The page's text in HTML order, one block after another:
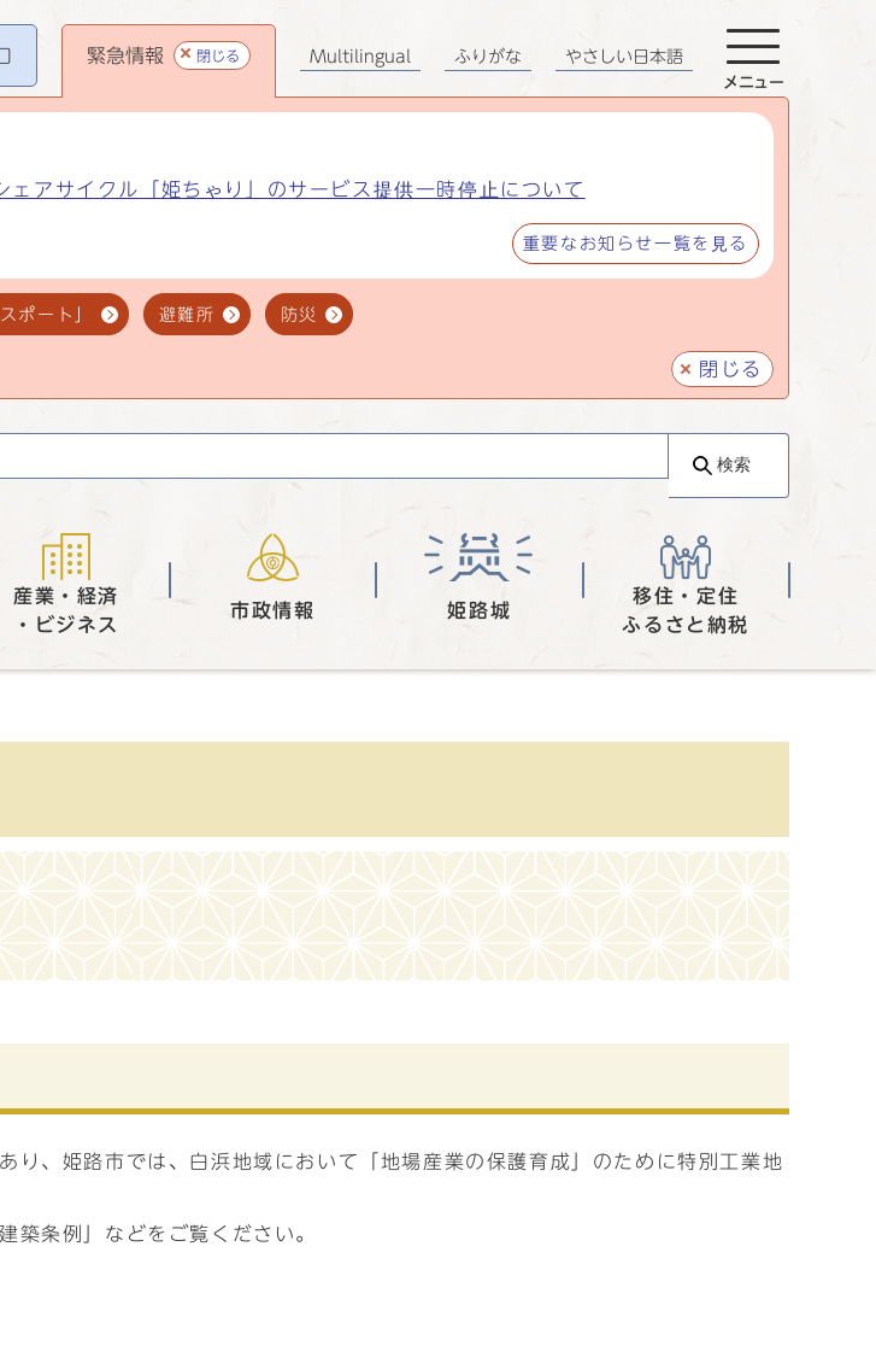
緊急情報 閉じる
ェアサイクル「姫ちゃり」のサービス提供一時停止について
重要なお知らせ一覧を見る
ポート」 避難所 防災
閉じる
Multilingual ふりがな やさしい日本語
メニュー
検索
産業・経済
・ビジネス
市政情報 姫路城
移住・定住
ふるさと納税
、姫路市では、白浜地域において「地場産業の保護育成」のために特別工業地
築条例」などをご覧ください。